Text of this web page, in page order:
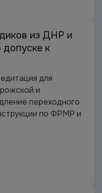
из ДНР и
допуске к
для
и
переходного
по ФРМР и